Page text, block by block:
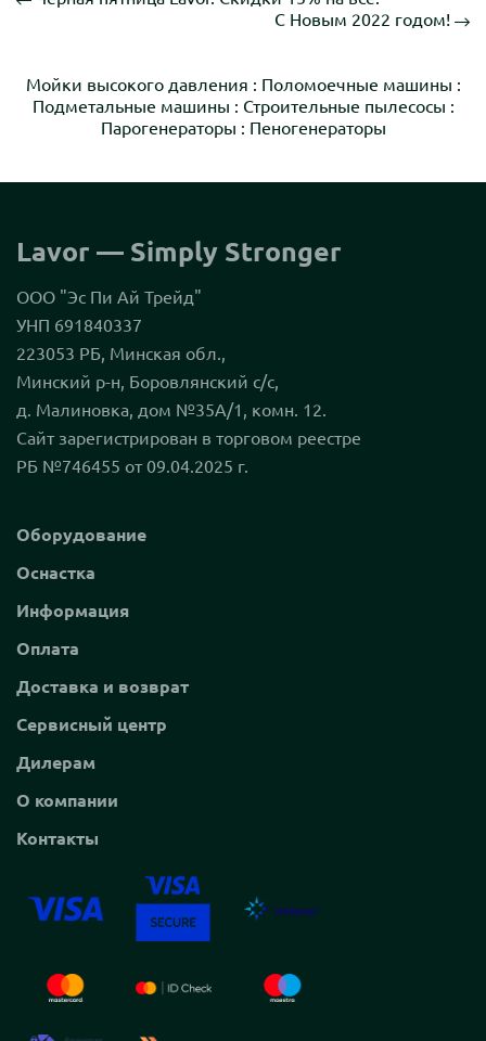
С Новым 2022 годом!
Мойки высокого давления : Поломоечные машины :
Подметальные машины : Строительные пылесосы :
Парогенераторы : Пеногенераторы
Lavor — Simply Stronger
ООО "Эс Пи Ай Трейд"
УНП 691840337
223053 РБ, Минская обл.,
Минский р-н, Боровлянский с/с,
д. Малиновка, дом №35А/1, комн. 12.
Сайт зарегистрирован в торговом реестре
РБ №746455 от 09.04.2025 г.
Оборудование
Оснастка
Информация
Оплата
Доставка и возврат
Сервисный центр
Дилерам
О компании
Контакты